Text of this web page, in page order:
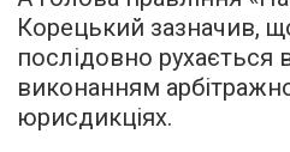
Корецький зазначив,
послідовно рухається
виконанням
юрисдикціях.